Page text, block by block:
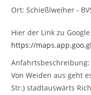
Ort:Schießlweiher -
Hier der Link zu
https://
Anfahrtsbeschreibung:
Von Weiden aus geht
Str.) stadtauswärts